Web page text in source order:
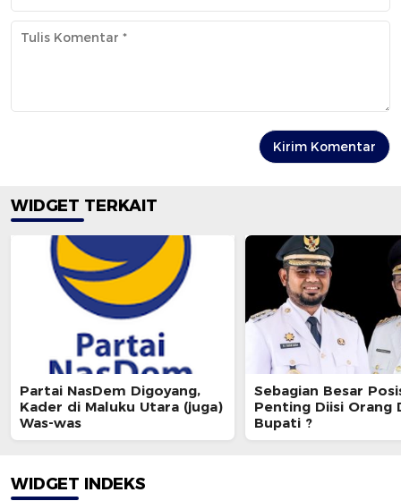
WIDGET TERKAIT
Partai NasDem Digoyang,
Kader di Maluku Utara (juga)
Was-was
Sebagian Besar
Penting Diisi Orang
Bupati ?
WIDGET INDEKS